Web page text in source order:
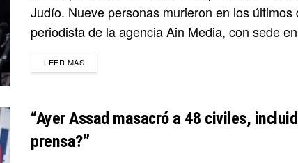
Judío. Nueve personas murieron en los
periodista de la agencia Ain Media, con sede
LEER MÁSDETAILS
“Ayer Assad masacró a 48 civiles,
prensa?”